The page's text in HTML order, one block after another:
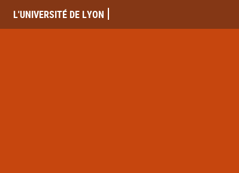
L'UNIVERSITÉ DE LYON